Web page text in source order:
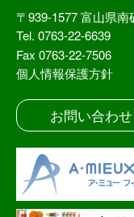
〒939-1577 富山県
Tel. 0763-22-6639
Fax 0763-22-7506
個人情報保護方針
お問い合わ